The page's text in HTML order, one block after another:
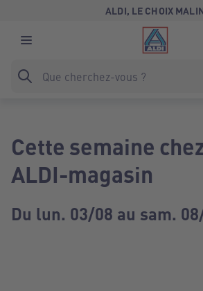
ALDI, LE CHOIX
Cette semaine
ALDI-magasin
Du lun. 03/08 au sam.